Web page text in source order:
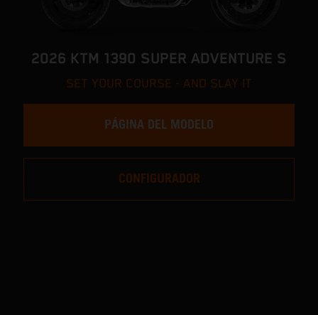
2026 KTM 1390 SUPER ADVENTURE S
SET YOUR COURSE - AND SLAY IT
PÁGINA DEL MODELO
CONFIGURADOR